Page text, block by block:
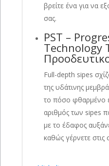
βρείτε ένα για να
σας.
PST –
Technology
Full-depth sipes
της υδάτινης
το πόσο φθαρμένο
αριθμός των sipes
με το έδαφος
καθώς γέρνετε στις